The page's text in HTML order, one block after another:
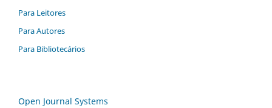
Para Leitores
Para Autores
Para Bibliotecários
Open Journal Systems